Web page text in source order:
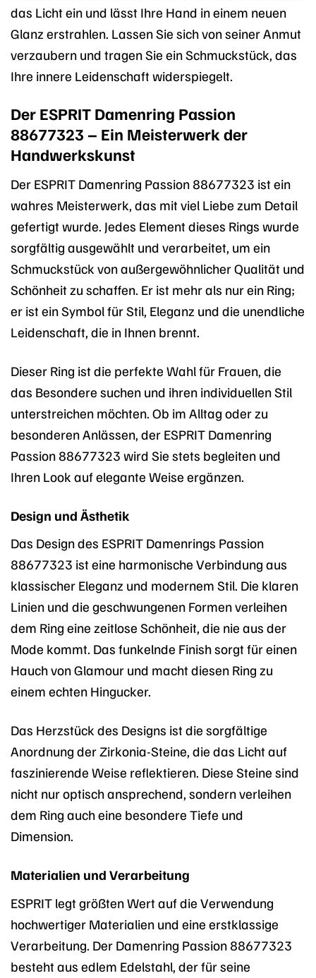
das Licht ein und lässt Ihre Hand in einem neuen
Glanz erstrahlen. Lassen Sie sich von seiner Anmut
verzaubern und tragen Sie ein Schmuckstück, das
Ihre innere Leidenschaft widerspiegelt.
Der ESPRIT Damenring Passion
88677323 – Ein Meisterwerk der
Handwerkskunst
Der ESPRIT Damenring Passion 88677323 ist ein
wahres Meisterwerk, das mit viel Liebe zum Detail
gefertigt wurde. Jedes Element dieses Rings wurde
sorgfältig ausgewählt und verarbeitet, um ein
Schmuckstück von außergewöhnlicher Qualität und
Schönheit zu schaffen. Er ist mehr als nur ein Ring;
er ist ein Symbol für Stil, Eleganz und die unendliche
Leidenschaft, die in Ihnen brennt.
Dieser Ring ist die perfekte Wahl für Frauen, die
das Besondere suchen und ihren individuellen Stil
unterstreichen möchten. Ob im Alltag oder zu
besonderen Anlässen, der ESPRIT Damenring
Passion 88677323 wird Sie stets begleiten und
Ihren Look auf elegante Weise ergänzen.
Design und Ästhetik
Das Design des ESPRIT Damenrings Passion
88677323 ist eine harmonische Verbindung aus
klassischer Eleganz und modernem Stil. Die klaren
Linien und die geschwungenen Formen verleihen
dem Ring eine zeitlose Schönheit, die nie aus der
Mode kommt. Das funkelnde Finish sorgt für einen
Hauch von Glamour und macht diesen Ring zu
einem echten Hingucker.
Das Herzstück des Designs ist die sorgfältige
Anordnung der Zirkonia-Steine, die das Licht auf
faszinierende Weise reflektieren. Diese Steine sind
nicht nur optisch ansprechend, sondern verleihen
dem Ring auch eine besondere Tiefe und
Dimension.
Materialien und Verarbeitung
ESPRIT legt größten Wert auf die Verwendung
hochwertiger Materialien und eine erstklassige
Verarbeitung. Der Damenring Passion 88677323
besteht aus edlem Edelstahl, der für seine